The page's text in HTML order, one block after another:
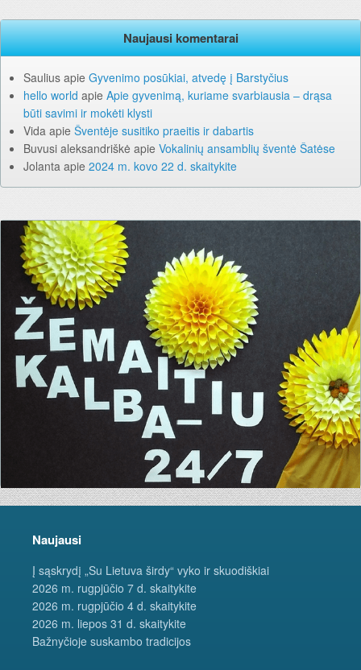
Naujausi komentarai
Saulius apie Gyvenimo posūkiai, atvedę į Barstyčius
hello world apie Apie gyvenimą, kuriame svarbiausia – drąsa
būti savimi ir mokėti klysti
Vida apie Šventėje susitiko praeitis ir dabartis
Buvusi aleksandriškė apie Vokalinių ansamblių šventė Šatėse
Jolanta apie 2024 m. kovo 22 d. skaitykite
Naujausi
Į sąskrydį „Su Lietuva širdy“ vyko ir skuodiškiai
2026 m. rugpjūčio 7 d. skaitykite
2026 m. rugpjūčio 4 d. skaitykite
2026 m. liepos 31 d. skaitykite
Bažnyčioje suskambo tradicijos